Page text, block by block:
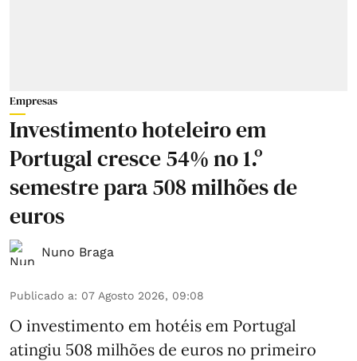
Empresas
Investimento hoteleiro em
Portugal cresce 54% no 1.º
semestre para 508 milhões de
euros
Nuno Braga
Publicado a: 07 Agosto 2026, 09:08
O investimento em hotéis em Portugal
atingiu 508 milhões de euros no primeiro